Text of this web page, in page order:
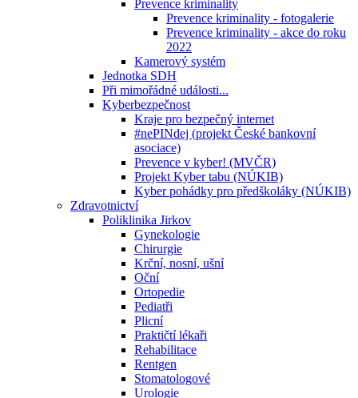
Prevence kriminality
Prevence kriminality - fotogalerie
Prevence kriminality - akce do roku
2022
Kamerový systém
Jednotka SDH
Při mimořádné události...
Kyberbezpečnost
Kraje pro bezpečný internet
#nePINdej (projekt České bankovní
asociace)
Prevence v kyber! (MVČR)
Projekt Kyber tabu (NÚKIB)
Kyber pohádky pro předškoláky (NÚKIB)
Zdravotnictví
Poliklinika Jirkov
Gynekologie
Chirurgie
Krční, nosní, ušní
Oční
Ortopedie
Pediatři
Plicní
Praktičtí lékaři
Rehabilitace
Rentgen
Stomatologové
Urologie